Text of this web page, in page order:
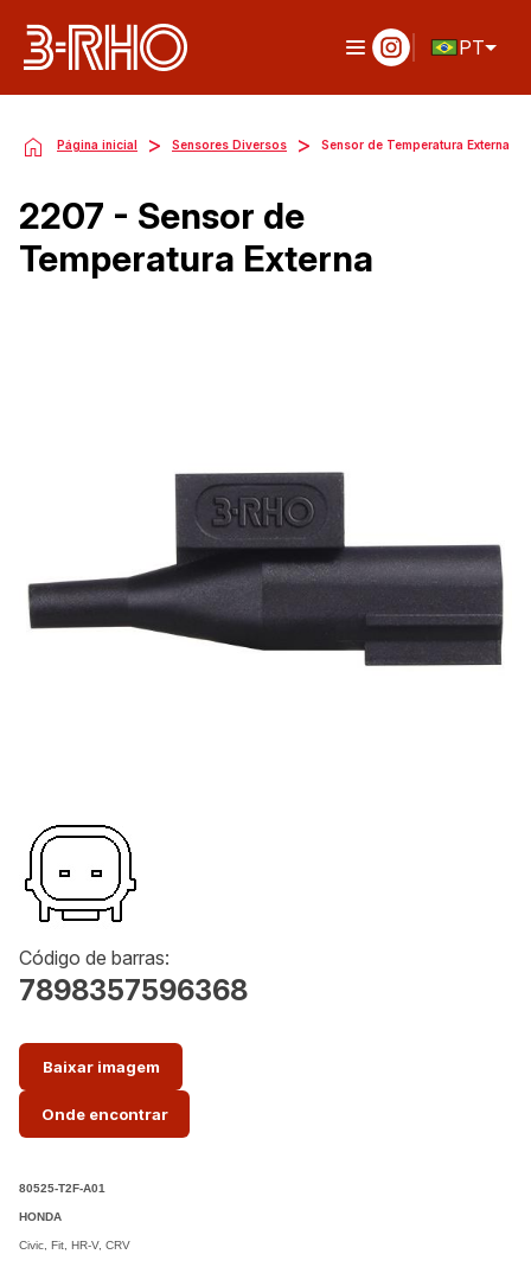
PT
Página inicial > Sensores Diversos > Sensor de Temperatura Externa
2207 - Sensor de
Temperatura Externa
Código de barras:
7898357596368
Baixar imagem
Onde encontrar
80525-T2F-A01
HONDA
Civic, Fit, HR-V, CRV